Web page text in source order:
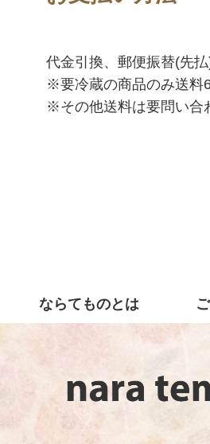
代金引換、郵便振替(先
※要冷蔵の商品のみ送料
※その他送料は要問い合
ならてものとは